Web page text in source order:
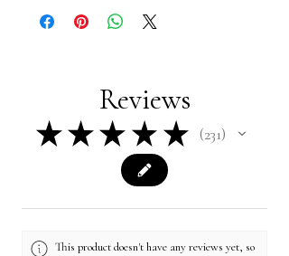
Reviews
★ ★ ★ ★ ★ 231
231
This product doesn't have any reviews yet, so